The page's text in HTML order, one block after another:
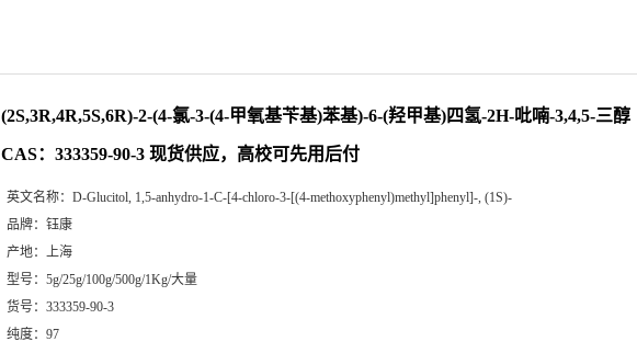
(2S,3R,4R,5S,6R)-2-(4-氯-3-(4-甲氧基苄基)苯基)-6-(羟甲基)四氢-2H-吡喃-3,4,5-三醇
CAS：333359-90-3 现货供应，高校可先用后付
英文名称： D-Glucitol, 1,5-anhydro-1-C-[4-chloro-3-[(4-methoxyphenyl)methyl]phenyl]-, (1S)-
品牌： 钰康
产地： 上海
型号： 5g/25g/100g/500g/1Kg/大量
货号： 333359-90-3
纯度： 97